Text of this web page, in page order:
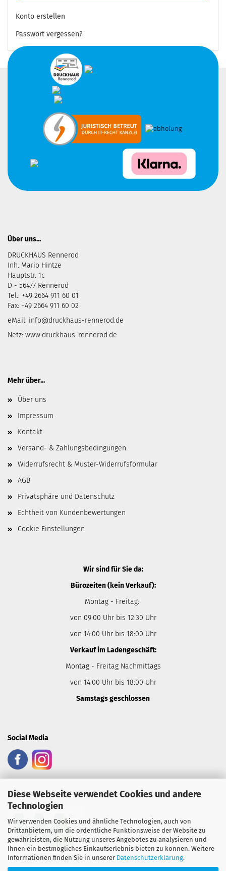
Diese Webseite verwendet Cookies und andere
Technologien
Wir verwenden Cookies und ähnliche Technologien, auch von
Drittanbietern, um die ordentliche Funktionsweise der Website zu
gewährleisten, die Nutzung unseres Angebotes zu analysieren und
Ihnen ein bestmögliches Einkaufserlebnis bieten zu können. Weitere
Informationen finden Sie in unserer Datenschutzerklärung.
Konto erstellen
Passwort vergessen?
Über uns...
DRUCKHAUS Rennerod
Inh. Mario Hintze
Hauptstr. 1c
D - 56477 Rennerod
Tel.: +49 2664 911 60 01
Fax: +49 2664 911 60 02
eMail: info@druckhaus-rennerod.de
Netz: www.druckhaus-rennerod.de
Mehr über...
Über uns
Impressum
Kontakt
Versand- & Zahlungsbedingungen
Widerrufsrecht & Muster-Widerrufsformular
AGB
Privatsphäre und Datenschutz
Echtheit von Kundenbewertungen
Cookie Einstellungen
Wir sind für Sie da:
Bürozeiten (kein Verkauf):
Montag - Freitag:
von 09:00 Uhr bis 12:30 Uhr
von 14:00 Uhr bis 18:00 Uhr
Verkauf im Ladengeschäft:
Montag - Freitag Nachmittags
von 14:00 Uhr bis 18:00 Uhr
Samstags geschlossen
Social Media
Heimatsiegel: